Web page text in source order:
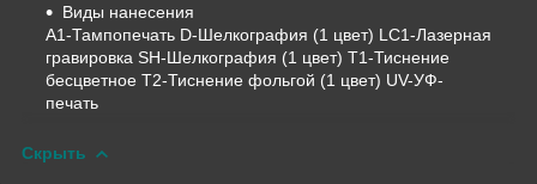
Виды нанесения
A1-Тампопечать D-Шелкография (1 цвет) LC1-Лазерная
гравировка SH-Шелкография (1 цвет) T1-Тиснение
бесцветное T2-Тиснение фольгой (1 цвет) UV-УФ-
печать
Скрыть